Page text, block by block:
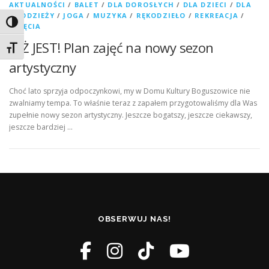
Toggle High Contrast
Toggle Font size
AKTUALNOŚCI / BALET / DLA DOROSŁYCH / DLA DZIECI / DLA
MŁODZIEŻY / JOGA / MUZYKA / RĘKODZIEŁO / REKREACJA /
ZAJĘCIA
JUŻ JEST! Plan zajęć na nowy sezon
artystyczny
Choć lato sprzyja odpoczynkowi, my w Domu Kultury Boguszowice nie
zwalniamy tempa. To właśnie teraz z zapałem przygotowaliśmy dla Was
zupełnie nowy sezon artystyczny. Jeszcze bogatszy, jeszcze ciekawszy,
jeszcze bardziej …
OBSERWUJ NAS!